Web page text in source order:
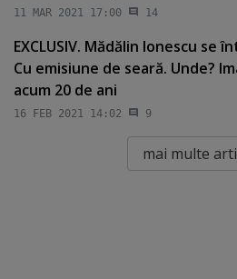
11 MAR 2021 17:00 14
EXCLUSIV. Mădălin Ionescu se
Cu emisiune de seară. Unde?
acum 20 de ani
16 FEB 2021 14:02 9
mai multe